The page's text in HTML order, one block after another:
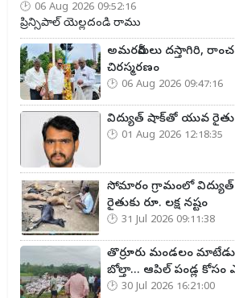
06 Aug 2026 09:52:16
ప్రిన్సిపాల్ యెల్లదండి రాము
అమరవీరులు దస్తాగిరి,
చిరస్మరణం
06 Aug 2026 09:47:16
విద్యుత్ షాక్‌తో యువ
01 Aug 2026 12:18:35
సోమారం గ్రామంలో విద్యుత్
రైతుకు రూ. లక్ష నష్టం
31 Jul 2026 09:11:38
తొర్రూరు మండలం మాటేడు
బోల్తా... ఆపిల్ పండ్ల
30 Jul 2026 16:21:00